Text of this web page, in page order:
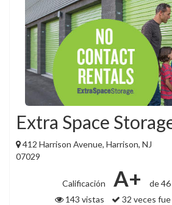
Extra Space
412 Harrison Avenue, Harrison, NJ
07029
Calificación A+
de
143 vistas
32 veces